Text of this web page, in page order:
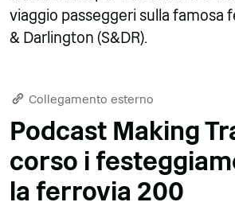
viaggio passeggeri sulla famosa
& Darlington (S&DR).
Collegamento esterno
Podcast Making
corso i
la ferrovia 200